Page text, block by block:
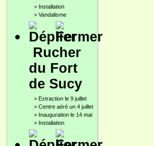
> Installation
> Vandalisme
Rucher
du Fort
de Sucy
> Extraction le 9 juillet
> Centre aéré un 4 juillet
> Inauguration le 14 mai
> Installation